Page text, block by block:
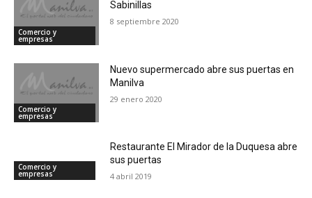
Comercio y
empresas
Sabinillas
8 septiembre 2020
Comercio y
empresas
Nuevo supermercado abre sus puertas en
Manilva
29 enero 2020
Comercio y
empresas
Restaurante El Mirador de la Duquesa abre
sus puertas
4 abril 2019